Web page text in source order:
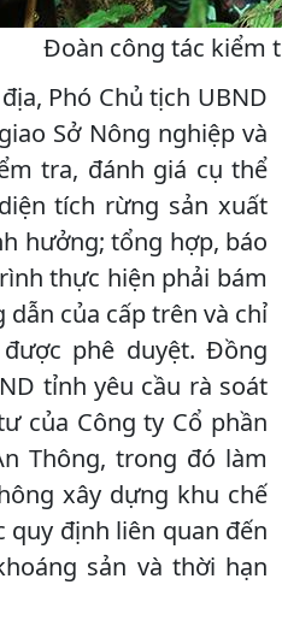
Đoàn công tác kiểm
Phó Chủ tịch UBND
Sở Nông nghiệp và
tra, đánh giá cụ thể
tích rừng sản xuất
hưởng; tổng hợp, báo
thực hiện phải bám
dẫn của cấp trên và chỉ
phê duyệt. Đồng
tỉnh yêu cầu rà soát
của Công ty Cổ phần
Thông, trong đó làm
xây dựng khu chế
quy định liên quan đến
sản và thời hạn